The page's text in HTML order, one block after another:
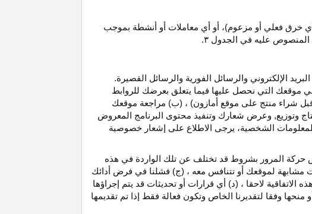
خرق فعلي أو مزعوم)، أو أي معاملات أو أنشطة بموجب
المنصوص عليه في الجدول ۳.
الإلكتروني والرسائل الفورية والرسائل القصيرة.
موقعك التي نحصل عليها فيما يتعلق بعرضك للروابط
شراء منتج على موقع أمازون) ، (ب) مراجعة موقعك
وتوزيع, وعرض شعارك وتنفيذ محتوى البرنامج المعروض
الشخصية، يرجى الاطلاع على إشعار خصوصية
حركة المرور بشروط قد تختلف عن تلك الواردة في هذه
مشابهة لموقعك أو تتنافس معه ، (ج) فشلنا في فرض أدائك
لاحقا ، (د) أي قرارات أو تحديثات قد يتم إجراؤها
وفقا لتقديرنا الخاص وتكون فعالة فقط إذا تم تقديمها